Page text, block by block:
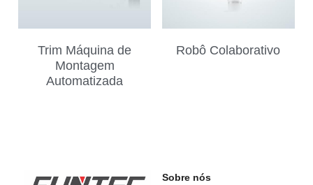
Español
Trim Máquina de
Montagem
Automatizada
Robô Colaborativo
Sobre nós